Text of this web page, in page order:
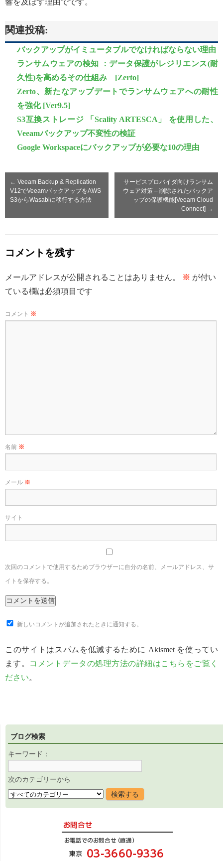
響を及ぼす理由でです。
関連投稿:
バックアップがイミュータブルでなければならない理由
ランサムウェアの検知 ：データ保護がレジリエンス(耐
久性)を高めるその仕組み [Zerto]
Zerto、新たなアップデートでランサムウェアへの耐性
を強化 [Ver9.5]
S3互換ストレージ 「Scality ARTESCA」 を使用した、
Veeamバックアップ不変性の検証
Google Workspaceにバックアップが必要な10の理由
← Veeam Backup & Replication
V12でVeeamバックアップをAWS
S3からWasabiに移行する方法
サービスプロバイダ向けランサム
ウェア対策 – 削除されたバックア
ップの保護機能[Veeam Cloud
Connect] →
コメントを残す
メールアドレスが公開されることはありません。 ※ が付い
ている欄は必須項目です
コメント ※
名前 ※
メール ※
サイト
次回のコメントで使用するためブラウザーに自分の名前、メールアドレス、サ
イトを保存する。
新しいコメントが追加されたときに通知する。
このサイトはスパムを低減するために Akismet を使ってい
ます。 コメントデータの処理方法の詳細はこちらをご覧く
ださい。
ブログ検索
キーワード：
次のカテゴリーから